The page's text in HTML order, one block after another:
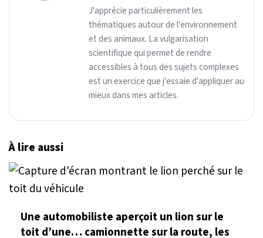
J'apprécie particulièrement les
thématiques autour de l'environnement
et des animaux. La vulgarisation
scientifique qui permet de rendre
accessibles à tous des sujets complexes
est un exercice que j'essaie d'appliquer au
mieux dans mes articles.
À lire aussi
Une automobiliste aperçoit un lion sur le
toit d’une… camionnette sur la route, les